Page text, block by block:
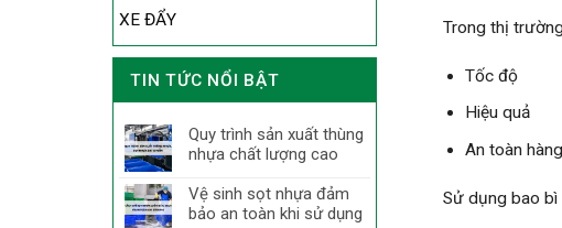
XE ĐẨY
TIN TỨC NỔI BẬT
Quy trình sản xuất thùng
nhựa chất lượng cao
Vệ sinh sọt nhựa đảm
bảo an toàn khi sử dụng
Trong thị
Tốc độ
Hiệu quả
An toàn
Sử dụng bao bì